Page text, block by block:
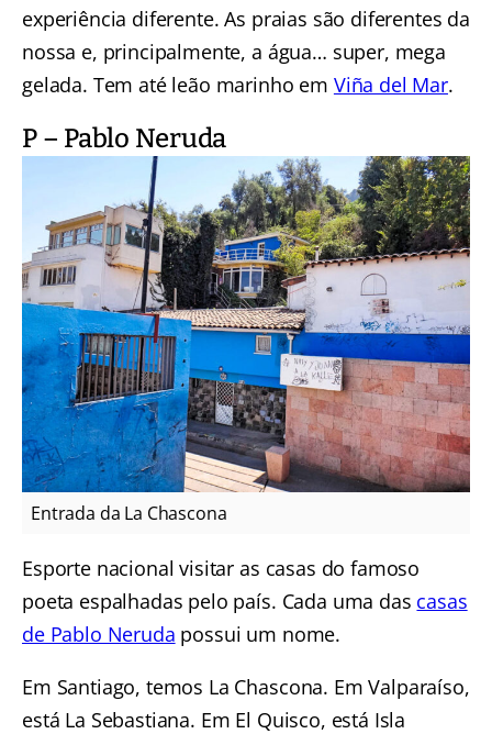
experiência diferente. As praias são diferentes da
nossa e, principalmente, a água… super, mega
gelada. Tem até leão marinho em Viña del Mar.
P – Pablo Neruda
Entrada da La Chascona
Esporte nacional visitar as casas do famoso
poeta espalhadas pelo país. Cada uma das casas
de Pablo Neruda possui um nome.
Em Santiago, temos La Chascona. Em Valparaíso,
está La Sebastiana. Em El Quisco, está Isla